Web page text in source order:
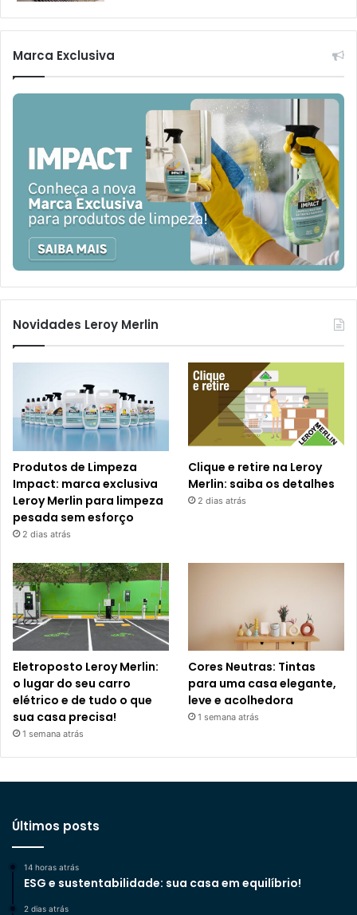
Marca Exclusiva
Novidades Leroy Merlin
Produtos de Limpeza
Impact: marca exclusiva
Leroy Merlin para limpeza
pesada sem esforço
2 dias atrás
Clique e retire na Leroy
Merlin: saiba os detalhes
2 dias atrás
Eletroposto Leroy Merlin:
o lugar do seu carro
elétrico e de tudo o que
sua casa precisa!
1 semana atrás
Cores Neutras: Tintas
para uma casa elegante,
leve e acolhedora
1 semana atrás
Últimos posts
14 horas atrás
ESG e sustentabilidade: sua casa em equilíbrio!
2 dias atrás